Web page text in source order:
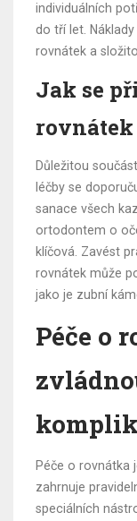
individuálních
do tří let.
rovnátek a
Jak se
rovnátek
Důležitou
léčby se
sanace všech
ortodontem o
klíčová. Zavést
rovnátek může
jako je zubní
Péče o
Péče o rovnátka
zahrnuje
speciálních